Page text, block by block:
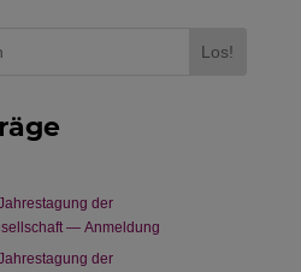
Los!
der
— Anmeldung
der